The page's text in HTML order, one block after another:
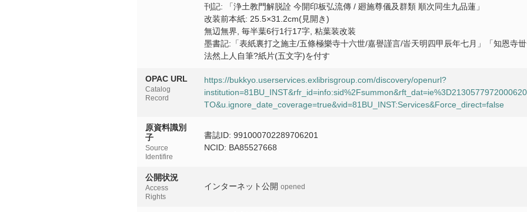
刊記: 「浄土教門解脱詮 今開印板弘流傳 / 廻施尊儀及群類 順次同生九品蓮」
改装前本紙: 25.5×31.2cm(見開き)
無辺無界, 毎半葉6行1行17字, 粘葉装改装
墨書記:「表紙裏打之施主/五條極樂寺十六世/嘉譽謹言/峕天明四甲辰年七月」「知恩寺
法然上人自筆?紙片(五文字)を付す
OPAC URL
Catalog
Record
https://bukkyo.userservices.exlibrisgroup.com/discovery/openurl?
TO&u.ignore_date_coverage=true&vid=81BU_INST:Services&Force_direct=false
原資料識別
子
Source
Identifire
書誌ID: 991000702289706201
NCID: BA85527668
公開状況
Access
Rights
インターネット公開 opened